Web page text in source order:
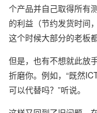
个产品并自己取得所有
的利益（节约发货时间
这个时候大部分的老板
但是，也有不想就此放
折磨你。例如，“既然
可以代替吗？”听说。